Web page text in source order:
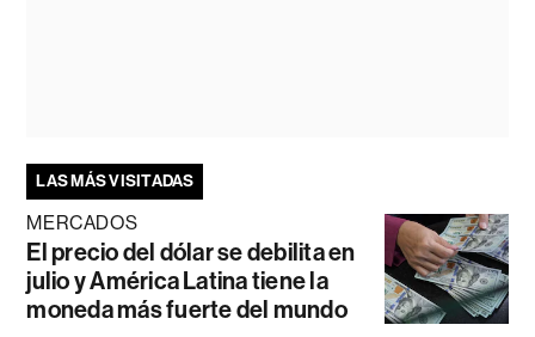
LAS MÁS VISITADAS
MERCADOS
El precio del dólar se debilita en
julio y América Latina tiene la
moneda más fuerte del mundo